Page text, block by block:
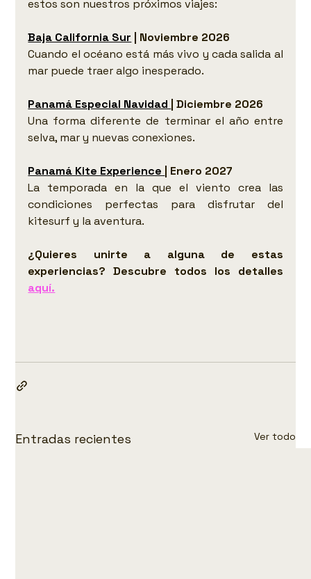
estos son nuestros próximos viajes:
Baja California Sur | Noviembre 2026
Cuando el océano está más vivo y cada salida al
mar puede traer algo inesperado.
Panamá Especial Navidad
| Diciembre 2026
Una forma diferente de terminar el año entre
selva, mar y nuevas conexiones.
Panamá Kite Experience
| Enero 2027
La temporada en la que el viento crea las
condiciones perfectas para disfrutar del
kitesurf y la aventura.
¿Quieres unirte a alguna de estas
aquí.
Entradas recientes Ver todo